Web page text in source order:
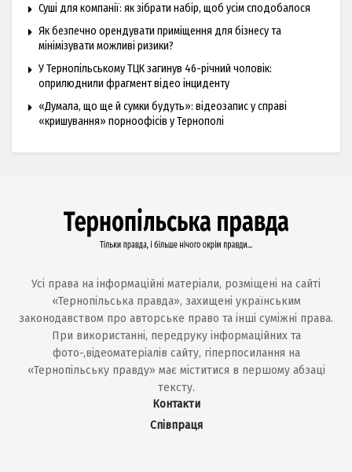
Суші для компанії: як зібрати набір, щоб усім сподобалося
Як безпечно орендувати приміщення для бізнесу та
мінімізувати можливі ризики?
У Тернопільському ТЦК загинув 46-річний чоловік:
оприлюднили фрагмент відео інциденту
«Думала, що ще й сумки будуть»: відеозапис у справі
«кришування» порноофісів у Тернополі
Усі права на інформаційні матеріали, розміщені на сайті
«Тернопільська правда», захищені українським
законодавством про авторське право та інші суміжні права.
При використанні, передруку інформаційних та
фото-,відеоматеріалів сайту, гіперпосилання на
«Тернопільську правду» має міститися в першому абзаці
тексту.
Контакти
Співпраця